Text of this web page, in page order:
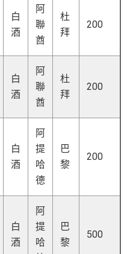
白
酒
阿
聯
酋
杜
拜
200
白
酒
阿
聯
酋
杜
拜
200
白
酒
阿
提
哈
德
巴
黎
200
白
酒
阿
提
哈
巴
黎
500